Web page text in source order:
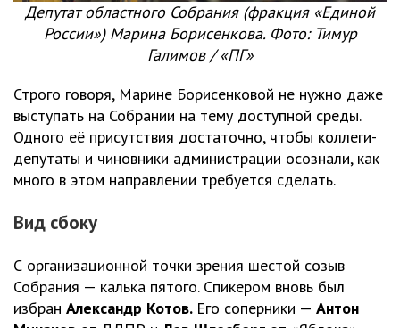
Депутат областного Собрания (фракция «Единой
России») Марина Борисенкова. Фото: Тимур
Галимов / «ПГ»
Строго говоря, Марине Борисенковой не нужно даже
выступать на Собрании на тему доступной среды.
Одного её присутствия достаточно, чтобы коллеги-
депутаты и чиновники администрации осознали, как
много в этом направлении требуется сделать.
Вид сбоку
С организационной точки зрения шестой созыв
Собрания — калька пятого. Спикером вновь был
избран Александр Котов. Его соперники — Антон